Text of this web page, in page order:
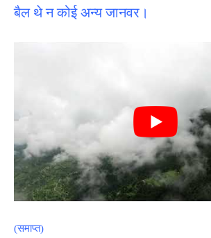
बैल थे न कोई अन्य जानवर।
(समाप्त)